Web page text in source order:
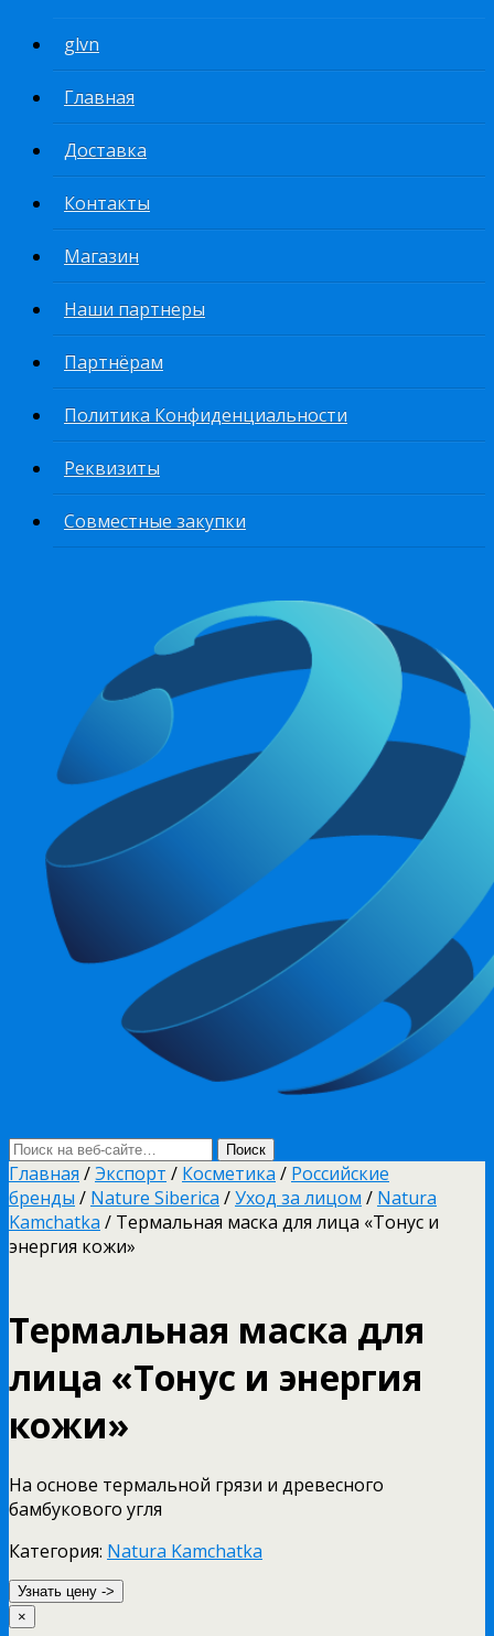
glvn
Главная
Доставка
Контакты
Магазин
Наши партнеры
Партнёрам
Политика Конфиденциальности
Реквизиты
Совместные закупки
Главная /Экспорт / Косметика / Российские
бренды / Nature Siberica /Уход за лицом / Natura
Kamchatka / Термальная маска для лица «Тонус и
энергия кожи»
Термальная маска для
лица «Тонус и энергия
кожи»
На основе термальной грязи и древесного
бамбукового угля
Категория: Natura Kamchatka
Узнать цену ->
×